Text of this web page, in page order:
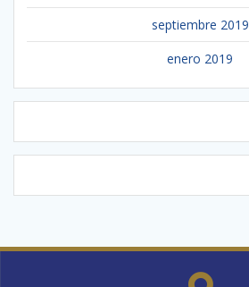
septiembre 2019
enero 2019